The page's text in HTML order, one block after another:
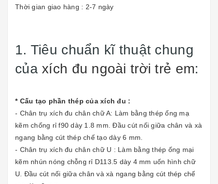
Thời gian giao hàng : 2-7 ngày
1. Tiêu chuẩn kĩ thuật chung
củaxích đu ngoài trời trẻ em:
* Cấu tạo phần thép của xích đu :
- Chân trụ xích đu chân chữ A: Làm bằng thép ống mạ
kẽm chống rỉ f90 dày 1.8 mm. Đầu cút nối giữa chân và xà
ngang bằng cút thép chế tạo dày 6 mm.
- Chân trụ xích đu chân chữ U : Làm bằng thép ống mại
kẽm nhún nóng chỗng rỉ D113.5 dày 4 mm uốn hình chữ
U. Đầu cút nối giữa chân và xà ngang bằng cút thép chế